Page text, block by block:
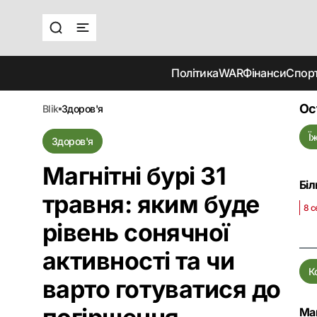
ПолітикаWARФінанси
blik здоров'я
Здоров'я
Магнітні бурі 31
травня: яким буде
рівень сонячної
активності та чи
варто готуватися до
8